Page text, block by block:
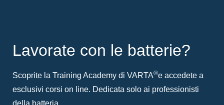
Lavorate con le batterie?
Scoprite la Training Academy di VARTA®e accedete a
esclusivi corsi on line. Dedicata solo ai professionisti
della batteria.